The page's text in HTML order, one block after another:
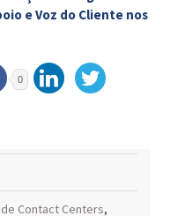
e Voz do Cliente nos
0
Contact Centers,